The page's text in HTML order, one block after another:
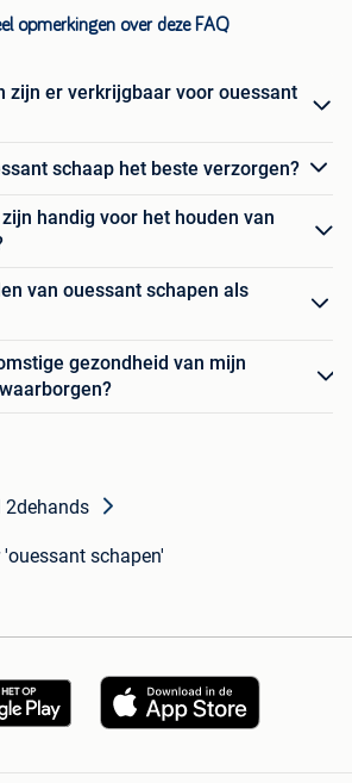
opmerkingen over deze FAQ
zijn er verkrijgbaar voor ouessant
schaap het beste verzorgen?
handig voor het houden van
van ouessant schapen als
gezondheid van mijn
2dehands
'ouessant schapen'